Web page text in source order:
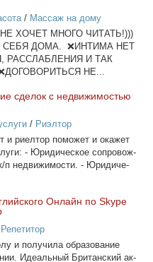
/ Массаж на дому
ХОЧЕТ МНОГО ЧИТАТЬ!)))
ДОМА. ❌ИНТИМА НЕТ
РАССЛАБЛЕНИЯ И ТАК
НЕ...
сде­лок с недви­жи­мо­стью
/ Риэлтор
и ри­ел­тор по­мо­жет и ока­жет
- Юри­ди­че­ское со­про­вож­
п недви­жи­мо­сти. - Юри­ди­че­
Он­лайн по Skype
Репетитор
и по­лу­чи­ла об­ра­зо­ва­ние
Иде­аль­ный Бри­тан­ский ак­